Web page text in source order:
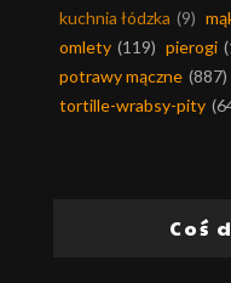
kuchnia łódzka (9)
omlety (119) pierogi
potrawy mączne (887)
tortille-wrabsy-pity
Coś